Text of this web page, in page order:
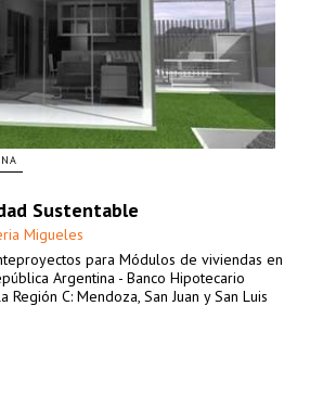
Sustentable
Migueles
para Módulos de viviendas en
Argentina - Banco Hipotecario
C: Mendoza, San Juan y San Luis